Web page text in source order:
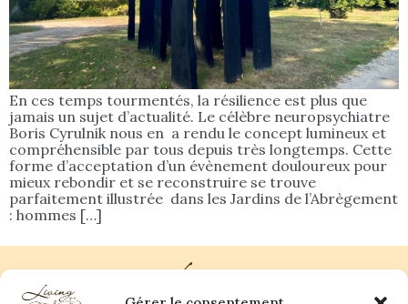
En ces temps tourmentés, la résilience est plus que
jamais un sujet d’actualité. Le célèbre neuropsychiatre
Boris Cyrulnik nous en a rendu le concept lumineux et
compréhensible par tous depuis très longtemps. Cette
forme d’acceptation d’un évènement douloureux pour
mieux rebondir et se reconstruire se trouve
parfaitement illustrée dans les Jardins de l’Abrègement
: hommes […]